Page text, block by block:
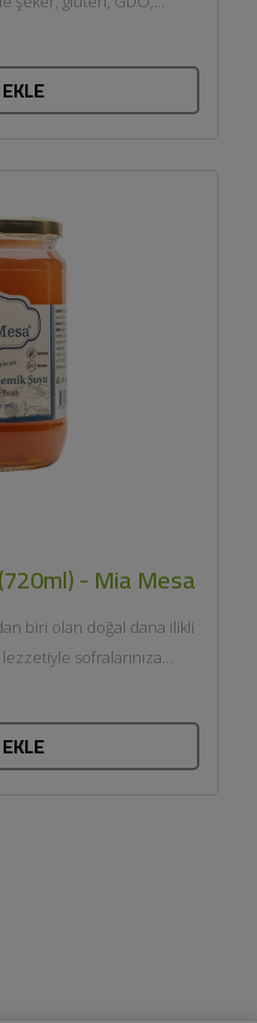
- Mia Mesa
biri olan doğal dana ilikli
sofralarınıza